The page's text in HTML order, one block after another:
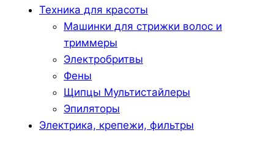
Техника для красоты
Машинки для стрижки волос и
триммеры
Электробритвы
Фены
Щипцы Мультистайлеры
Эпиляторы
Электрика, крепежи, фильтры